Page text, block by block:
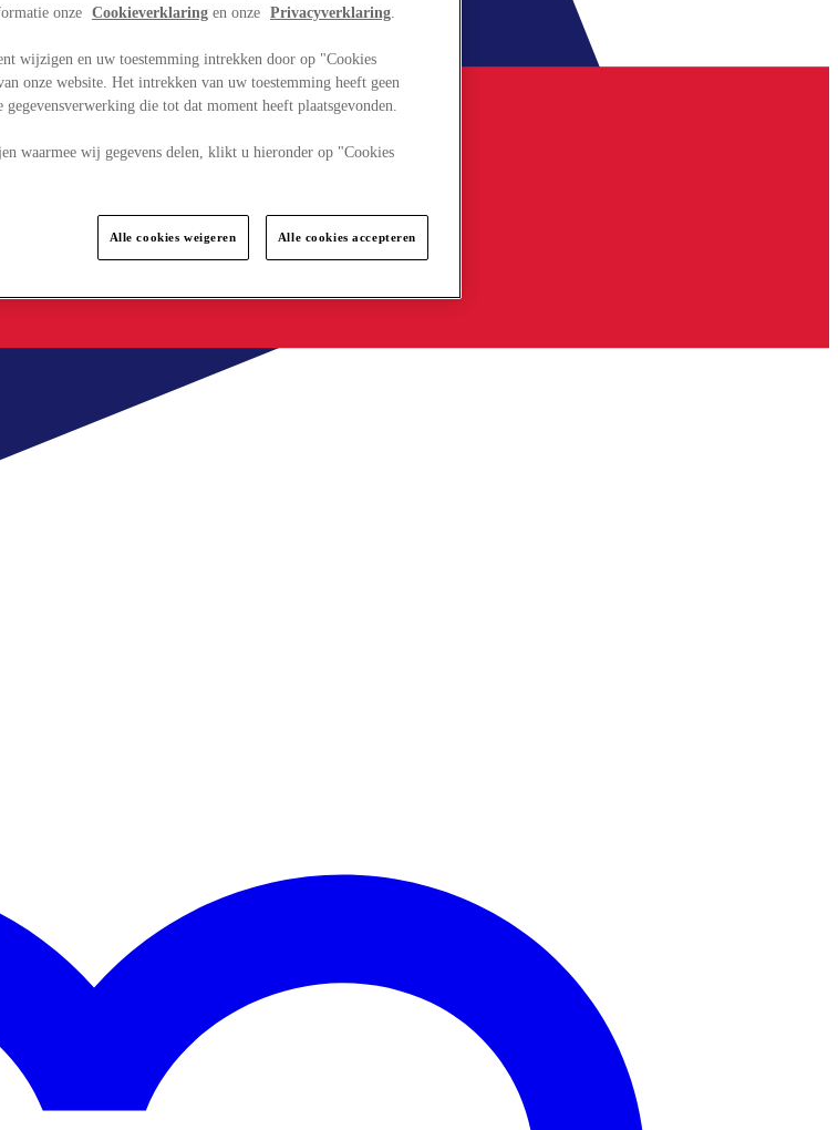
onze
Cookieverklaring en onze Privacyverklaring.
wijzigen en uw toestemming intrekken door op "Cookies
onze website. Het intrekken van uw toestemming heeft geen
die tot dat moment heeft plaatsgevonden.
waarmee wij gegevens delen, klikt u hieronder op "Cookies
Alle cookies weigeren Alle cookies accepteren